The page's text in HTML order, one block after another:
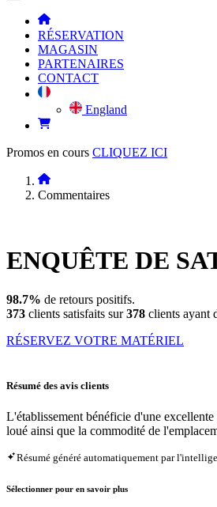
RÉSERVATION
MAGASIN
PARTENAIRES
CONTACT
England
Promos en cours CLIQUEZ ICI
Commentaires
ENQUÊTE DE
98.7% de retours positifs.
373 clients satisfaits sur378 clients ayant
RÉSERVEZ VOTRE MATÉRIEL
Résumé des avis clients
L'établissement bénéficie d'une
loué ainsi que la commodité de
Résumé généré automatiquement par
Sélectionner pour en savoir plus